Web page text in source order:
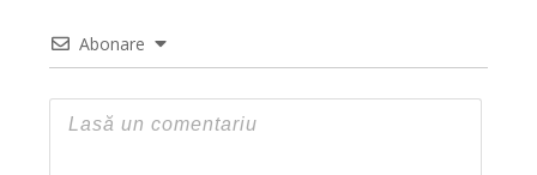
Abonare